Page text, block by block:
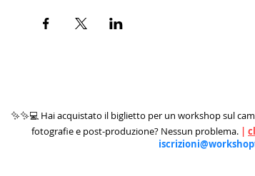
✨✨💻 Hai acquistato il biglietto per un workshop sul
fotografie e post-produzione? Nessun problema. |